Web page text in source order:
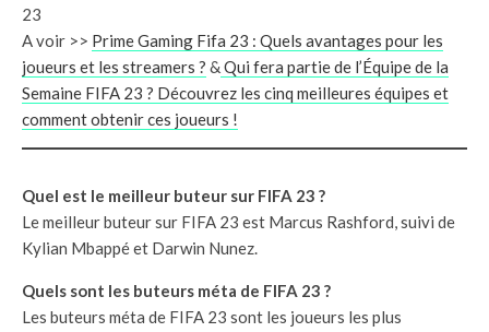
23
A voir >> Prime Gaming Fifa 23 : Quels avantages pour les
joueurs et les streamers ? &Qui fera partie de l’Équipe de la
Semaine FIFA 23 ? Découvrez les cinq meilleures équipes et
comment obtenir ces joueurs !
Quel est le meilleur buteur sur FIFA 23 ?
Le meilleur buteur sur FIFA 23 est Marcus Rashford, suivi de
Kylian Mbappé et Darwin Nunez.
Quels sont les buteurs méta de FIFA 23 ?
Les buteurs méta de FIFA 23 sont les joueurs les plus